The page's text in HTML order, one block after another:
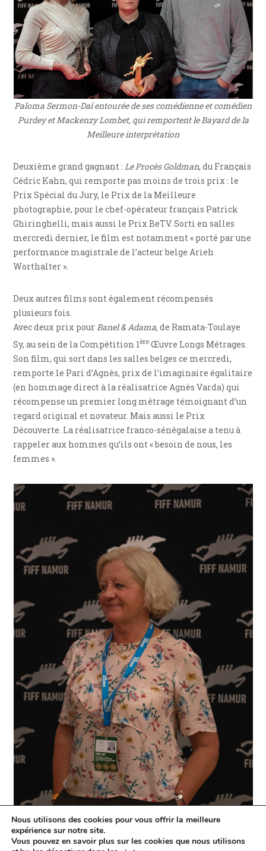
Paloma Sermon-Daï entourée de ses comédienne et comédien
Purdey et Mackenzy Lombet, qui remportent le Bayard de la
Meilleure interprétation
Deuxième grand gagnant :Le Procès Goldman, du Français
Cédric Kahn, qui remporte pas moins de trois prix : le
Prix Spécial du Jury, le Prix de la Meilleure
photographie, pour le chef-opérateur français Patrick
Ghiringhelli, mais aussi le Prix BeTV. Sorti en salles
mercredi dernier, le film est notamment « porté par une
performance magistrale de l’acteur belge Arieh
Worthalter ».
Deux autres films sont également récompensés
plusieurs fois.
Avec deux prix pourBanel & Adama, de Ramata-Toulaye
Sy, au sein de la Compétition 1 ère Œuvre Longs Métrages.
Son film, qui sort dans les salles belges ce mercredi,
remporte le Pari d’Agnès, prix de l’imaginaire égalitaire
(en hommage direct à la réalisatrice Agnès Varda) qui
récompense un premier long métrage témoignant d’un
regard original et novateur. Mais aussi le Prix
Découverte. La réalisatrice franco-sénégalaise a tenu à
rappeler aux hommes qu’ils ont « besoin de nous, les
femmes ».
Nous utilisons des cookies pour vous offrir la meilleure
expérience sur notre site.
Vous pouvez en savoir plus sur les cookies que nous utilisons